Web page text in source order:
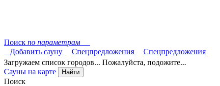
Поиск по параметрам
Добавить сауну
Спецпредложения
Спецпредложения
Загружаем список городов... Пожалуйста, подожите...
Сауны на карте
Найти
Поиск